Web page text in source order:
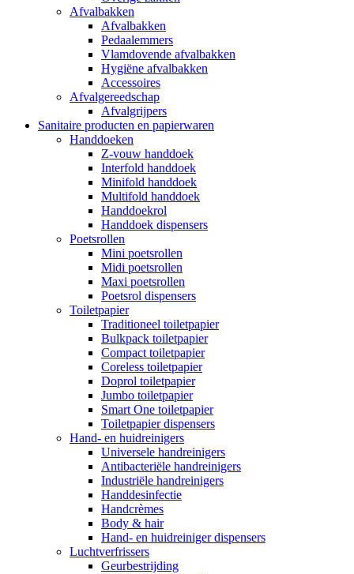
Afvalbakken
Afvalbakken
Pedaalemmers
Vlamdovende afvalbakken
Hygiëne afvalbakken
Accessoires
Afvalgereedschap
Afvalgrijpers
Sanitaire producten en papierwaren
Handdoeken
Z-vouw handdoek
Interfold handdoek
Minifold handdoek
Multifold handdoek
Handdoekrol
Handdoek dispensers
Poetsrollen
Mini poetsrollen
Midi poetsrollen
Maxi poetsrollen
Poetsrol dispensers
Toiletpapier
Traditioneel toiletpapier
Bulkpack toiletpapier
Compact toiletpapier
Coreless toiletpapier
Doprol toiletpapier
Jumbo toiletpapier
Smart One toiletpapier
Toiletpapier dispensers
Hand- en huidreinigers
Universele handreinigers
Antibacteriële handreinigers
Industriële handreinigers
Handdesinfectie
Handcrèmes
Body & hair
Hand- en huidreiniger dispensers
Luchtverfrissers
Geurbestrijding